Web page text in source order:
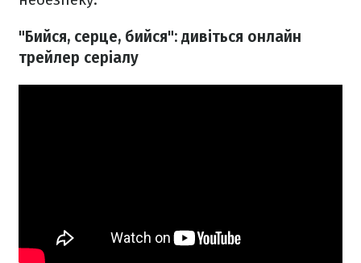
"Бийся, серце, бийся": дивіться онлайн
трейлер серіалу